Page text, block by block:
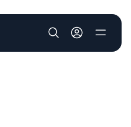
User account